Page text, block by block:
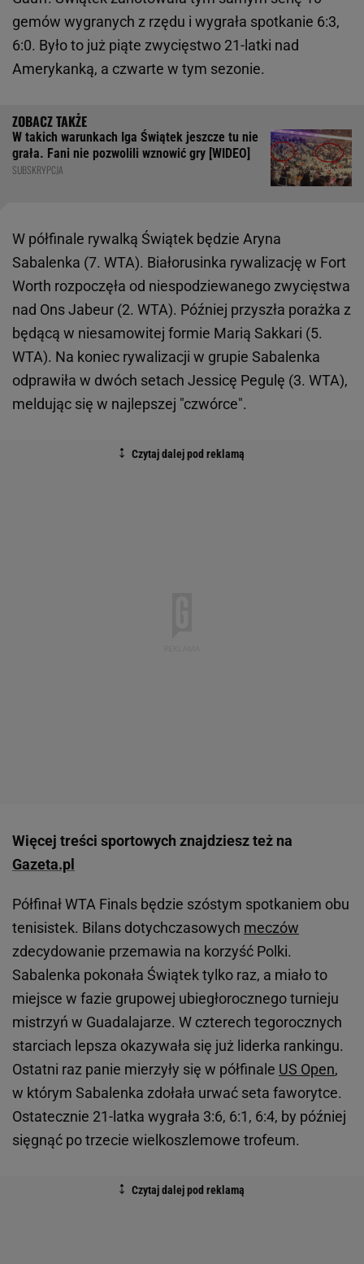
gemów wygranych z rzędu i wygrała spotkanie 6:3,
6:0. Było to już piąte zwycięstwo 21-latki nad
Amerykanką, a czwarte w tym sezonie.
W takich warunkach Iga Świątek jeszcze tu nie
grała. Fani nie pozwolili wznowić gry [WIDEO]
SUBSKRYPCJA
W półfinale rywalką Świątek będzie Aryna
Sabalenka (7. WTA). Białorusinka rywalizację w Fort
Worth rozpoczęła od niespodziewanego zwycięstwa
nad Ons Jabeur (2. WTA). Później przyszła porażka z
będącą w niesamowitej formie Marią Sakkari (5.
WTA). Na koniec rywalizacji w grupie Sabalenka
odprawiła w dwóch setach Jessicę Pegulę (3. WTA),
meldując się w najlepszej "czwórce".
Więcej treści sportowych znajdziesz też na
Gazeta.pl
Półfinał WTA Finals będzie szóstym spotkaniem obu
tenisistek. Bilans dotychczasowych meczów
zdecydowanie przemawia na korzyść Polki.
Sabalenka pokonała Świątek tylko raz, a miało to
miejsce w fazie grupowej ubiegłorocznego turnieju
mistrzyń w Guadalajarze. W czterech tegorocznych
starciach lepsza okazywała się już liderka rankingu.
Ostatni raz panie mierzyły się w półfinale US Open,
w którym Sabalenka zdołała urwać seta faworytce.
Ostatecznie 21-latka wygrała 3:6, 6:1, 6:4, by później
sięgnąć po trzecie wielkoszlemowe trofeum.